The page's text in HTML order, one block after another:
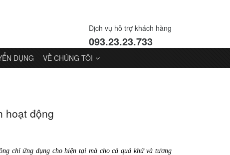
Dịch vụ hỗ trợ khách hàng
093.23.23.733
DỤNG VỀ CHÚNG TÔI
hoạt động
chỉ ứng dụng cho hiện tại mà cho cả quá khứ và tương